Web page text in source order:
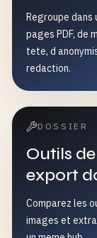
Regroupe dans
pages PDF, de
tete, d
redaction.
DOSSIER
Outils
export
Comparez les
images et